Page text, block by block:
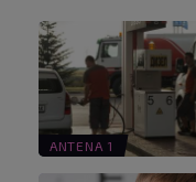
ANTENA 1